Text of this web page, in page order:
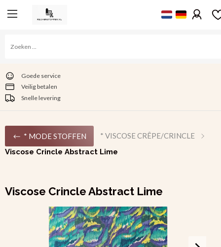
Goede service
Veilig betalen
Snelle levering
* MODE STOFFEN
* VISCOSE CRÊPE/CRINCLE
Viscose Crincle Abstract Lime
Viscose Crincle Abstract Lime